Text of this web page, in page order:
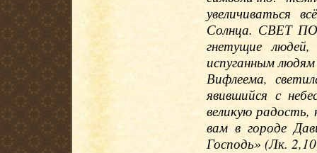
увеличиваться
Солнца. СВЕТ
гнетущие
испуганным
Вифлеема,
явившийся с
великую
вам в городе
Господь» (Лк.